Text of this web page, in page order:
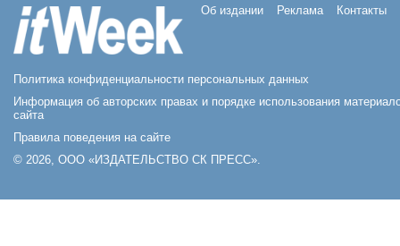
Об издании Реклама Контакты
Политика конфиденциальности персональных данных
Информация об авторских правах и порядке использования
сайта
Правила поведения на сайте
© 2026, ООО «ИЗДАТЕЛЬСТВО СК ПРЕСС».